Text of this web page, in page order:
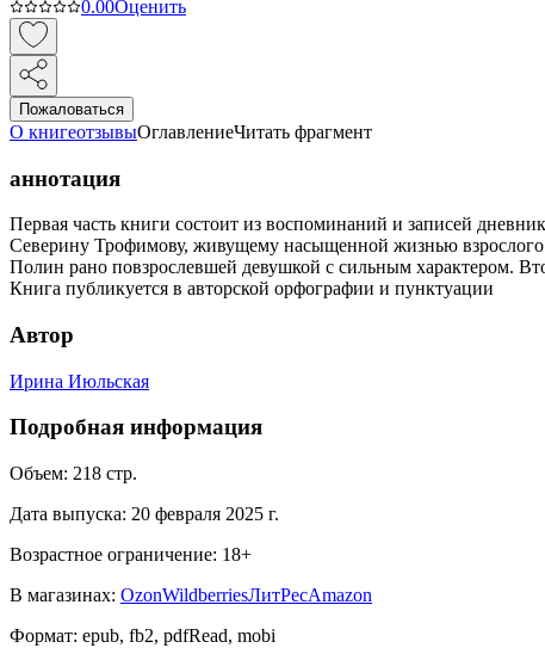
0.00Оценить
Пожаловаться
О книгеотзывыОглавлениеЧитать фрагмент
аннотация
Первая часть книги состоит из воспоминаний и записей
Северину Трофимову, живущему насыщенной жизнью
Полин рано повзрослевшей девушкой с сильным характером.
Книга публикуется в авторской орфографии и пунктуации
Автор
Ирина Июльская
Подробная информация
Объем: 218 стр.
Дата выпуска: 20 февраля 2025 г.
Возрастное ограничение: 18+
В магазинах: OzonWildberriesЛитРесAmazon
Формат: epub, fb2, pdfRead, mobi